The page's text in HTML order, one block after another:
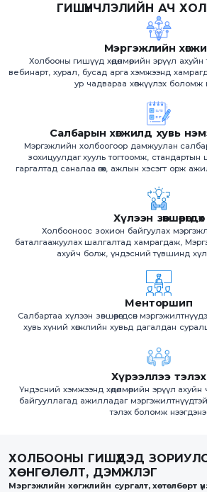
ГИШҮҮНЧЛЭЛИЙН АЧ
Мэргэжлийн
Холбооны гишүүд хөдөлмөрийн эрүүл ахуйн
вебинарт, хурал, бусад арга хэмжээнд
ур чадвараа хөгжүүлэх боломж
Салбарын хөгжилд хувь
Мэргэжлийн холбоогоор дамжуулан
зохицуулдаг хууль тогтоомж,
гаргалтад саналаа өгөх, ажлын хэсэгт орж
Хүлээн зөвшөөрөгдөх
Холбооноос зохион байгуулах
баталгаажуулах шалгалтад хамрагдаж,
ахуйч болж, үндэсний түвшинд хүлээн
Менторшип
Салбартаа хүлээн зөвшөөрөгдсөн
хувь хүний хөгжлийн хувьд дагалдан
Хүрээллээ тэлэх
Үндэсний хэмжээнд хөдөлмөрийн эрүүл ахуйн
байгууллагад ажилладаг
тэлэх боломж нээгдэнэ.
ХОЛБООНЫ ГИШҮҮДЭД
ХӨНГӨЛӨЛТ, ДЭМЖЛЭГ
Мэргэжлийн хөгжлийн сургалт, хөтөлбөрт